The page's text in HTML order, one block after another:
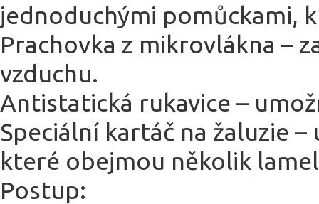
jednoduchými pomůckami,
Prachovka z mikrovlákna –
vzduchu.
Antistatická rukavice –
Speciální kartáč na žaluzie
které obejmou několik
Postup: